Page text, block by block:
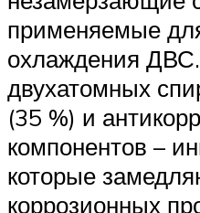
применяемые
охлаждения
двухатомных
(35 %) и
компонентов –
которые
коррозионных